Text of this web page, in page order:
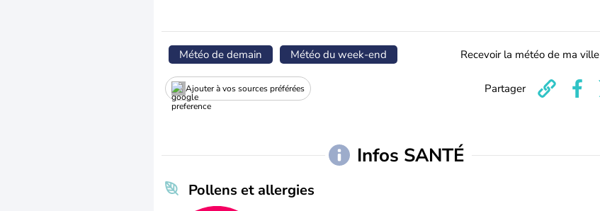
Météo de demain Météo du week-end Recevoir la météo de ma ville
Ajouter à vos sources préférées Partager
Infos SANTÉ
Pollens et allergies